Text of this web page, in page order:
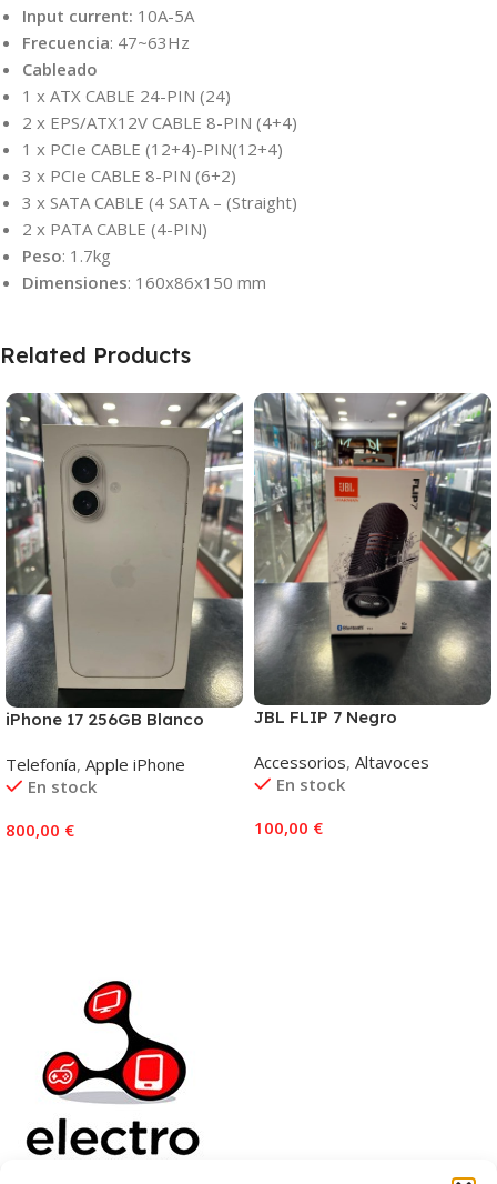
Input current: 10A-5A
Frecuencia: 47~63Hz
Cableado
1 x ATX CABLE 24-PIN (24)
2 x EPS/ATX12V CABLE 8-PIN (4+4)
1 x PCIe CABLE (12+4)-PIN(12+4)
3 x PCIe CABLE 8-PIN (6+2)
3 x SATA CABLE (4 SATA – (Straight)
2 x PATA CABLE (4-PIN)
Peso: 1.7kg
Dimensiones: 160x86x150 mm
Related Products
iPhone 17 256GB Blanco
Telefonía, Apple iPhone
En stock
800,00 €
JBL FLIP 7 Negro
Accessorios, Altavoces
En stock
100,00 €